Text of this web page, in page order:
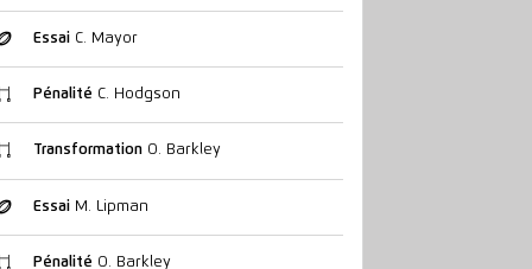
EssaiC. Mayor
Pénalité C. Hodgson
TransformationO. Barkley
EssaiM. Lipman
Pénalité O. Barkley